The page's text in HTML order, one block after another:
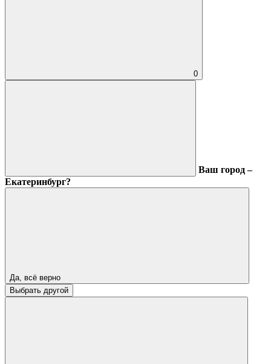
0
Ваш город –
Екатеринбург?
Да, всё верно
Выбрать другой